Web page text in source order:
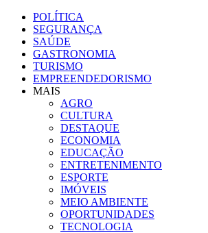
POLÍTICA
SEGURANÇA
SAÚDE
GASTRONOMIA
TURISMO
EMPREENDEDORISMO
MAIS
AGRO
CULTURA
DESTAQUE
ECONOMIA
EDUCAÇÃO
ENTRETENIMENTO
ESPORTE
IMÓVEIS
MEIO AMBIENTE
OPORTUNIDADES
TECNOLOGIA